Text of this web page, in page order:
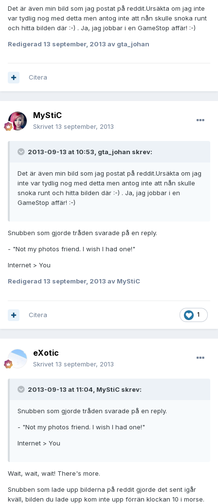
Det är även min bild som jag postat på reddit.Ursäkta om jag inte
var tydlig nog med detta men antog inte att nån skulle snoka runt
och hitta bilden där :-) . Ja, jag jobbar i en GameStop affär! :-)
Redigerad 13 september, 2013 av gta_johan
Citera
MyStiC
Skrivet 13 september, 2013
2013-09-13 at 10:53, gta_johan skrev:
Det är även min bild som jag postat på reddit.Ursäkta om jag
inte var tydlig nog med detta men antog inte att nån skulle
snoka runt och hitta bilden där :-) . Ja, jag jobbar i en
GameStop affär! :-)
Snubben som gjorde tråden svarade på en reply.
- "Not my photos friend. I wish I had one!"
Internet > You
Redigerad 13 september, 2013 av MyStiC
1
Citera
eXotic
Skrivet 13 september, 2013
2013-09-13 at 11:04, MyStiC skrev:
Snubben som gjorde tråden svarade på en reply.
- "Not my photos friend. I wish I had one!"
Internet > You
Wait, wait, wait! There's more.
Snubben som lade upp bilderna på reddit gjorde det sent igår
kväll, bilden du lade upp kom inte upp förrän klockan 10 i morse.